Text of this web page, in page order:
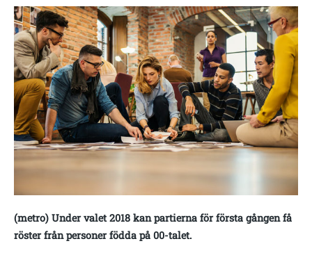
(metro) Under valet 2018 kan partierna för första gången få
röster från personer födda på 00-talet.